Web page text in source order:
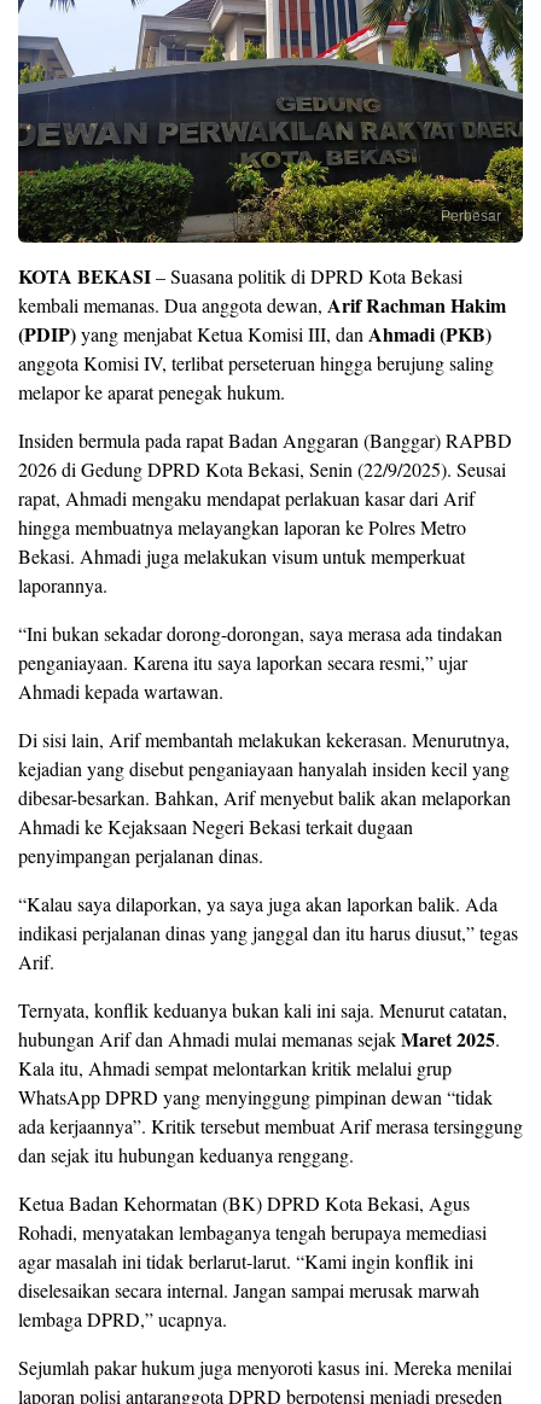
Perbesar
KOTA BEKASI– Suasana politik di DPRD Kota Bekasi
kembali memanas. Dua anggota dewan, Arif Rachman Hakim
(PDIP)yang menjabat Ketua Komisi III, dan Ahmadi (PKB)
anggota Komisi IV, terlibat perseteruan hingga berujung saling
melapor ke aparat penegak hukum.
Insiden bermula pada rapat Badan Anggaran (Banggar) RAPBD
2026 di Gedung DPRD Kota Bekasi, Senin (22/9/2025). Seusai
rapat, Ahmadi mengaku mendapat perlakuan kasar dari Arif
hingga membuatnya melayangkan laporan ke Polres Metro
Bekasi. Ahmadi juga melakukan visum untuk memperkuat
laporannya.
“Ini bukan sekadar dorong-dorongan, saya merasa ada tindakan
penganiayaan. Karena itu saya laporkan secara resmi,” ujar
Ahmadi kepada wartawan.
Di sisi lain, Arif membantah melakukan kekerasan. Menurutnya,
kejadian yang disebut penganiayaan hanyalah insiden kecil yang
dibesar-besarkan. Bahkan, Arif menyebut balik akan melaporkan
Ahmadi ke Kejaksaan Negeri Bekasi terkait dugaan
penyimpangan perjalanan dinas.
“Kalau saya dilaporkan, ya saya juga akan laporkan balik. Ada
indikasi perjalanan dinas yang janggal dan itu harus diusut,” tegas
Arif.
Ternyata, konflik keduanya bukan kali ini saja. Menurut catatan,
hubungan Arif dan Ahmadi mulai memanas sejakMaret 2025.
Kala itu, Ahmadi sempat melontarkan kritik melalui grup
WhatsApp DPRD yang menyinggung pimpinan dewan “tidak
ada kerjaannya”. Kritik tersebut membuat Arif merasa tersinggung
dan sejak itu hubungan keduanya renggang.
Ketua Badan Kehormatan (BK) DPRD Kota Bekasi, Agus
Rohadi, menyatakan lembaganya tengah berupaya memediasi
agar masalah ini tidak berlarut-larut. “Kami ingin konflik ini
diselesaikan secara internal. Jangan sampai merusak marwah
lembaga DPRD,” ucapnya.
Sejumlah pakar hukum juga menyoroti kasus ini. Mereka menilai
laporan polisi antaranggota DPRD berpotensi menjadi preseden